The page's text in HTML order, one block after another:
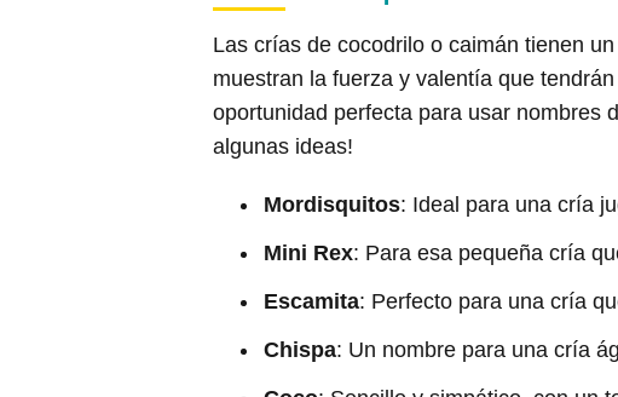
Las crías de cocodrilo o caimán tienen
muestran la fuerza y valentía que
oportunidad perfecta para usar nombres
algunas ideas!
Mordisquitos: Ideal para una cría
Mini Rex: Para esa pequeña cría
Escamita: Perfecto para una cría
Chispa: Un nombre para una cría